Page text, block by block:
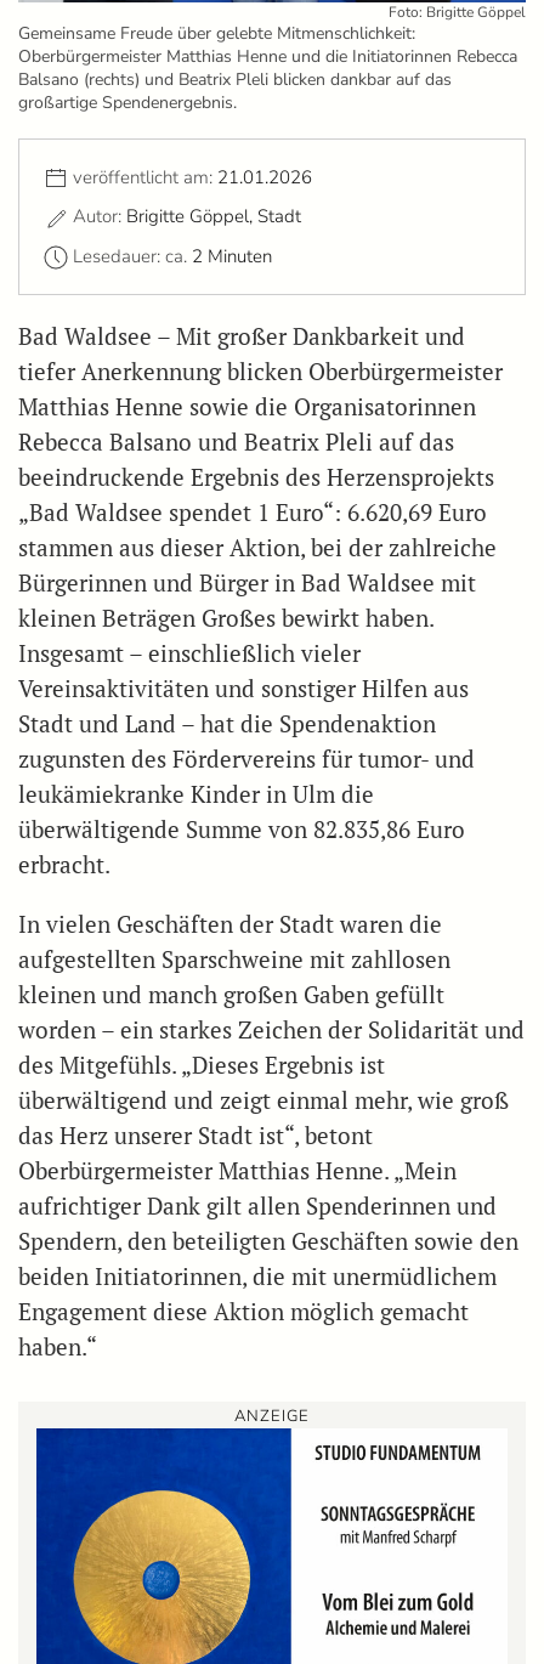
Foto: Brigitte Göppel
Gemeinsame Freude über gelebte Mitmenschlichkeit:
Oberbürgermeister Matthias Henne und die Initiatorinnen Rebecca
Balsano (rechts) und Beatrix Pleli blicken dankbar auf das
großartige Spendenergebnis.
veröffentlicht am: 21.01.2026
Autor: Brigitte Göppel, Stadt
Lesedauer: ca. 2 Minuten
Bad Waldsee – Mit großer Dankbarkeit und
tiefer Anerkennung blicken Oberbürgermeister
Matthias Henne sowie die Organisatorinnen
Rebecca Balsano und Beatrix Pleli auf das
beeindruckende Ergebnis des Herzensprojekts
„Bad Waldsee spendet 1 Euro“: 6.620,69 Euro
stammen aus dieser Aktion, bei der zahlreiche
Bürgerinnen und Bürger in Bad Waldsee mit
kleinen Beträgen Großes bewirkt haben.
Insgesamt – einschließlich vieler
Vereinsaktivitäten und sonstiger Hilfen aus
Stadt und Land – hat die Spendenaktion
zugunsten des Fördervereins für tumor- und
leukämiekranke Kinder in Ulm die
überwältigende Summe von 82.835,86 Euro
erbracht.
In vielen Geschäften der Stadt waren die
aufgestellten Sparschweine mit zahllosen
kleinen und manch großen Gaben gefüllt
worden – ein starkes Zeichen der Solidarität und
des Mitgefühls. „Dieses Ergebnis ist
überwältigend und zeigt einmal mehr, wie groß
das Herz unserer Stadt ist“, betont
Oberbürgermeister Matthias Henne. „Mein
aufrichtiger Dank gilt allen Spenderinnen und
Spendern, den beteiligten Geschäften sowie den
beiden Initiatorinnen, die mit unermüdlichem
Engagement diese Aktion möglich gemacht
haben.“
ANZEIGE